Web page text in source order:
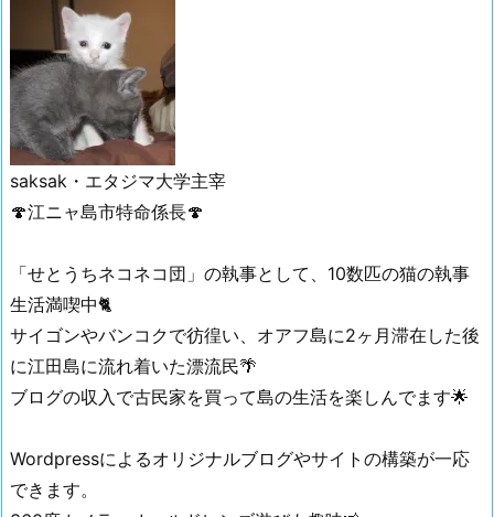
saksak・ エタジマ大学主宰
🍄江ニャ島市特命係長🍄
「せとうちネコネコ団」の執事として、10数匹の猫の執事
生活満喫中🐈
サイゴンやバンコクで彷徨い、オアフ島に2ヶ月滞在した後
に江田島に流れ着いた漂流民🌴
ブログの収入で古民家を買って島の生活を楽しんでます🌟
Wordpressによるオリジナルブログやサイトの構築が一応
できます。